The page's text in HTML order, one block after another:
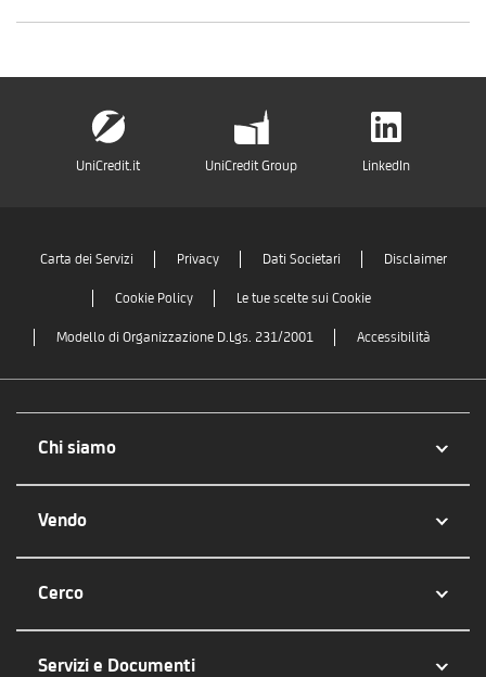
UniCredit.it UniCredit Group LinkedIn
Carta dei Servizi Privacy Dati Societari Disclaimer
Cookie Policy Le tue scelte sui Cookie
Modello di Organizzazione D.Lgs. 231/2001 Accessibilità
Chi siamo
Vendo
Cerco
Servizi e Documenti